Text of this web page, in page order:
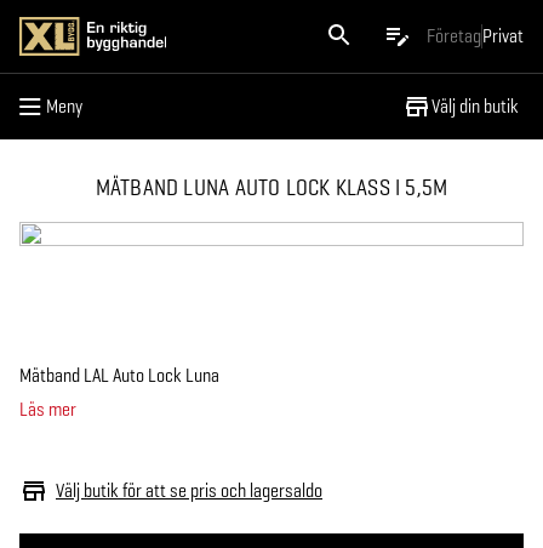
FöretagPrivat
Meny Välj din butik
Meny
MÄTBAND LUNA AUTO LOCK KLASS I 5,5M
Välj butik för att se pris och lagersaldo
Mätband LAL Auto Lock Luna
Läs mer